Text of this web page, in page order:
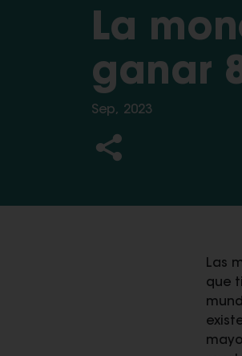
La
ganar
Sep, 2023
Las
que